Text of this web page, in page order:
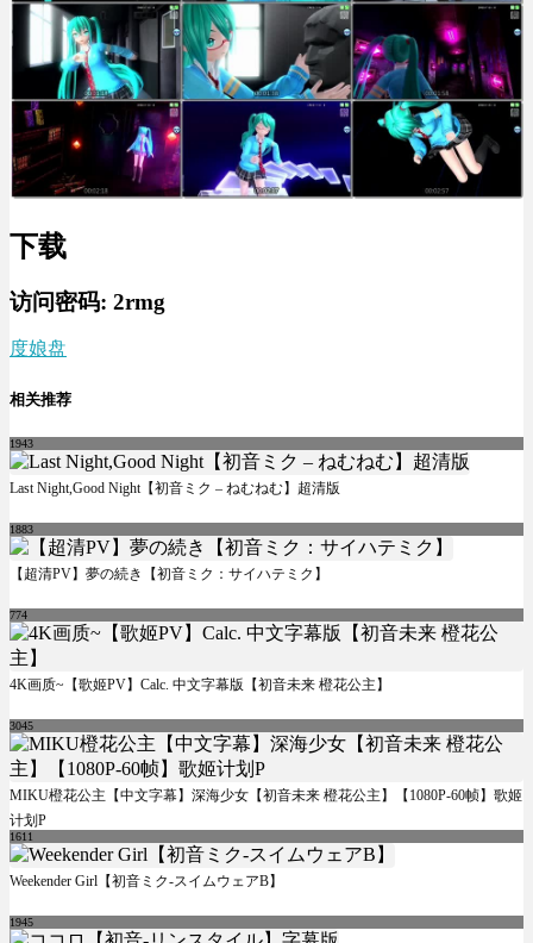
下载
访问密码: 2rmg
度娘盘
相关推荐
1943
Last Night,Good Night【初音ミク – ねむねむ】超清版
1883
【超清PV】夢の続き【初音ミク：サイハテミク】
774
4K画质~【歌姬PV】Calc. 中文字幕版【初音未来 橙花公主】
3045
MIKU橙花公主【中文字幕】深海少女【初音未来 橙花公主】【1080P-60帧】歌姬
计划P
1611
Weekender Girl【初音ミク-スイムウェアB】
1945